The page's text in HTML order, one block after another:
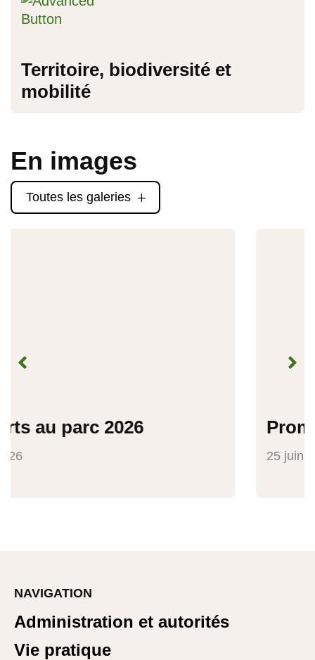
Territoire, biodiversité et
mobilité
En images
L
Toutes les galeries
Promotions 2026
25 juin 2026
NAVIGATION
Administration et autorités
Vie pratique